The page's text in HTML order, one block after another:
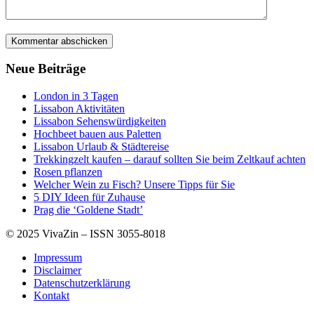
Neue Beiträge
London in 3 Tagen
Lissabon Aktivitäten
Lissabon Sehenswürdigkeiten
Hochbeet bauen aus Paletten
Lissabon Urlaub & Städtereise
Trekkingzelt kaufen – darauf sollten Sie beim Zeltkauf achten
Rosen pflanzen
Welcher Wein zu Fisch? Unsere Tipps für Sie
5 DIY Ideen für Zuhause
Prag die ‘Goldene Stadt’
© 2025 VivaZin – ISSN 3055-8018
Impressum
Disclaimer
Datenschutzerklärung
Kontakt